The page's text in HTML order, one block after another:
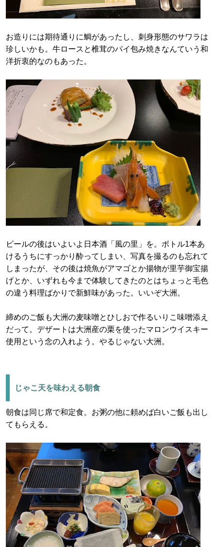
お造りには期待通りに鯛があったし、刺身形態のサワラは
珍しいかも。牛ロースと椎茸のパイ包み焼きなんていう和
洋折衷的なのもあった。
ビールの後はいよいよ日本酒「風の里」を。ボトル1本あ
けるうちにすっかり酔ってしまい、写真を撮るのも忘れて
しまったが、その後は焼魚がアマゴとか揚物が里芋御宝揚
げとか、いずれも今まで体験してきたのとはちょっと毛色
の違う料理ばかりで新鮮味があった。いいぞ大洲。
締めのご飯も大洲の麦味噌とひしおで作るいりこ味噌添え
だって。デザートは大洲産の栗を使ったマロンウイスキー
使用という念の入れよう。やるじゃない大洲。
じゃこ天を味わえる朝食
朝食は同じ席で和定食。お粥の他に頼めば白いご飯も出し
てもらえる。